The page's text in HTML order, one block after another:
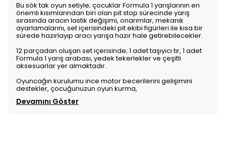
Bu sök tak oyun setiyle; çocuklar Formula 1 yarışlarının en
önemli kısımlarından biri olan pit stop sürecinde yarış
sırasında aracın lastik değişimi, onarımlar, mekanik
ayarlamalarını, set içerisindeki pit ekibi figürleri ile kısa bir
sürede hazırlayıp aracı yarışa hazır hale getirebilecekler.
12 parçadan oluşan set içerisinde; 1 adet taşıyıcı tır, 1 adet
Formula 1 yarış arabası, yedek tekerlekler ve çeşitli
aksesuarlar yer almaktadır.
Oyuncağın kurulumu ince motor becerilerini gelişimini
destekler, çocuğunuzun oyun kurma,
Devamını Göster